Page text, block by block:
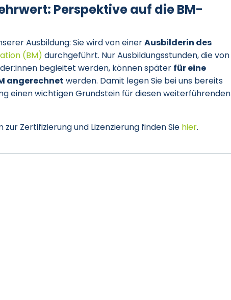
Perspektive auf die BM-
Ausbildung: Sie wird von einerAusbilderin des
(BM) durchgeführt. Nur Ausbildungsstunden, die von
begleitet werden, können später für eine
angerechnet werden. Damit legen Sie bei uns bereits
einen wichtigen Grundstein für diesen weiterführenden
Zertifizierung und Lizenzierung finden Sie hier.